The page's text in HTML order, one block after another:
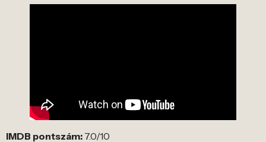
IMDB pontszám: 7.0/10